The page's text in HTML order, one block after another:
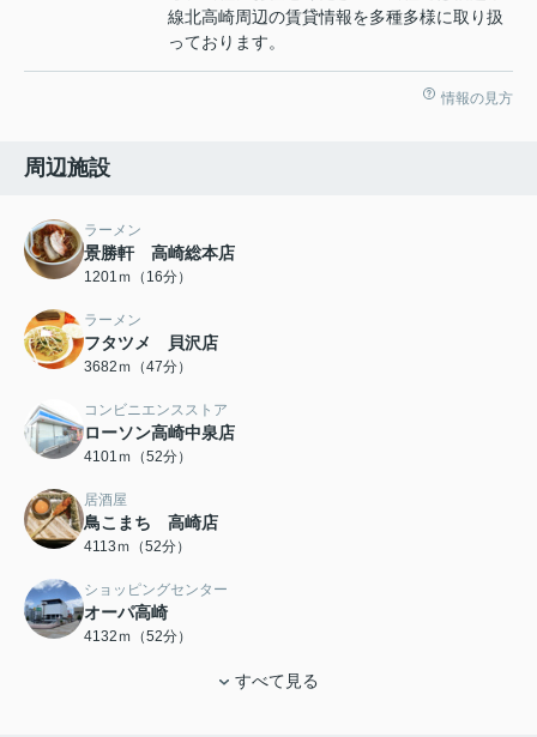
線北高崎周辺の賃貸情報を多種多様に取り扱
っております。
情報の見方
周辺施設
ラーメン
景勝軒 高崎総本店
1201ｍ（16分）
ラーメン
フタツメ 貝沢店
3682ｍ（47分）
コンビニエンスストア
ローソン高崎中泉店
4101ｍ（52分）
居酒屋
鳥こまち 高崎店
4113ｍ（52分）
ショッピングセンター
オーパ高崎
4132ｍ（52分）
すべて見る